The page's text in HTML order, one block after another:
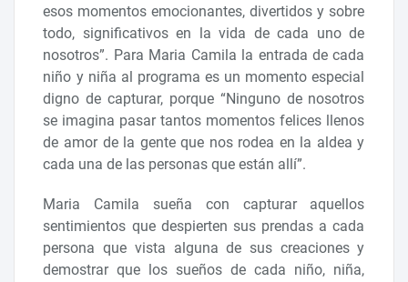
esos momentos emocionantes, divertidos y sobre
todo, significativos en la vida de cada uno de
nosotros”. Para Maria Camila la entrada de cada
niño y niña al programa es un momento especial
digno de capturar, porque “Ninguno de nosotros
se imagina pasar tantos momentos felices llenos
de amor de la gente que nos rodea en la aldea y
cada una de las personas que están allí”.
Maria Camila sueña con capturar aquellos
sentimientos que despierten sus prendas a cada
persona que vista alguna de sus creaciones y
demostrar que los sueños de cada niño, niña,